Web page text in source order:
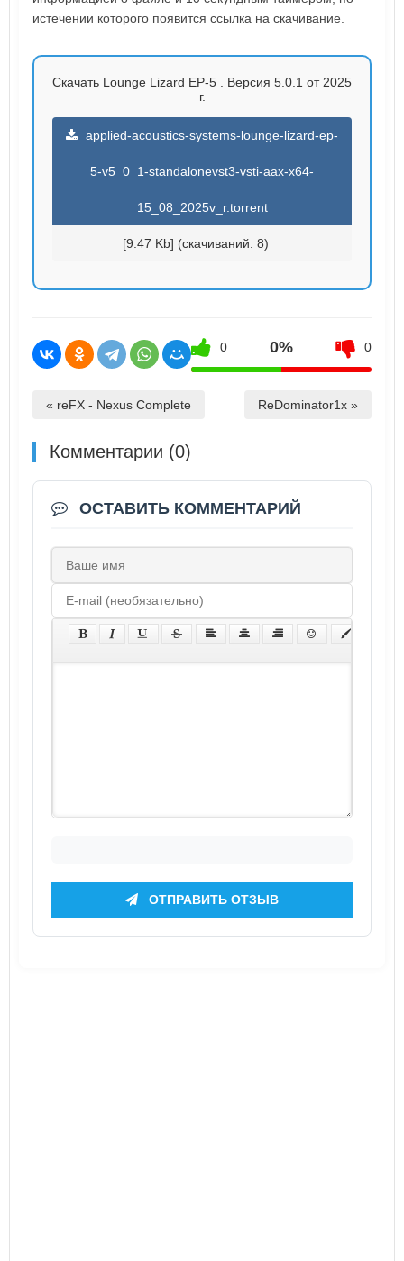
истечении которого появится ссылка на скачивание.
Скачать Lounge Lizard EP-5 . Версия 5.0.1 от 2025
г.
applied-acoustics-systems-lounge-lizard-ep-
5-v5_0_1-standalonevst3-vsti-aax-x64-
15_08_2025v_r.torrent
[9.47 Kb] (cкачиваний: 8)
0 0% 0
« reFX - Nexus Complete ReDominator1x »
Комментарии (0)
ОСТАВИТЬ КОММЕНТАРИЙ
ОТПРАВИТЬ ОТЗЫВ